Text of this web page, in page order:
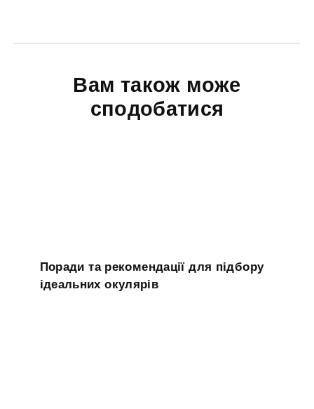
Вам також може
сподобатися
Поради та рекомендації для підбору
ідеальних окулярів